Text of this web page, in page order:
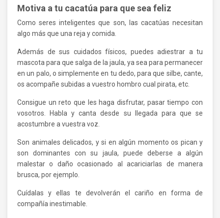
Motiva a tu cacatúa para que sea feliz
Como seres inteligentes que son, las cacatúas necesitan
algo más que una reja y comida.
Además de sus cuidados físicos, puedes adiestrar a tu
mascota para que salga de la jaula, ya sea para permanecer
en un palo, o simplemente en tu dedo, para que silbe, cante,
os acompañe subidas a vuestro hombro cual pirata, etc.
Consigue un reto que les haga disfrutar, pasar tiempo con
vosotros. Habla y canta desde su llegada para que se
acostumbre a vuestra voz.
Son animales delicados, y si en algún momento os pican y
son dominantes con su jaula, puede deberse a algún
malestar o daño ocasionado al acariciarlas de manera
brusca, por ejemplo.
Cuídalas y ellas te devolverán el cariño en forma de
compañía inestimable.